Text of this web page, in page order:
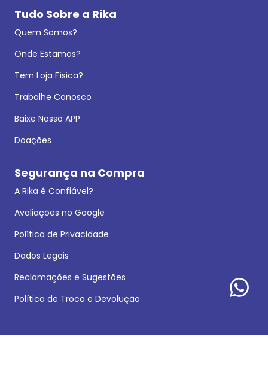
Tudo Sobre a Rika
Quem Somos?
Onde Estamos?
Tem Loja Física?
Trabalhe Conosco
Baixe Nosso APP
Doações
Segurança na Compra
A Rika é Confiável?
Avaliações no Google
Política de Privacidade
Dados Legais
Reclamações e Sugestões
Política de Troca e Devolução